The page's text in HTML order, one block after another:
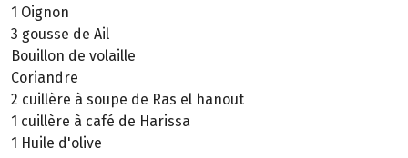
1 Oignon
3 gousse de Ail
Bouillon de volaille
Coriandre
2 cuillère à soupe de Ras el hanout
1 cuillère à café de Harissa
1 Huile d'olive